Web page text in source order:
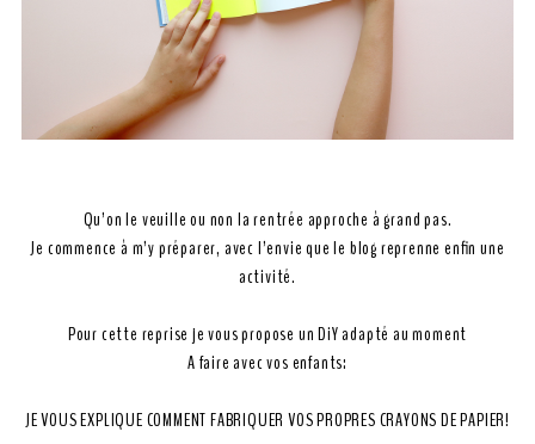
Qu’on le veuille ou non la rentrée approche à grand pas.
Je commence à m’y préparer, avec l’envie que le blog reprenne enfin une
activité.
Pour cette reprise je vous propose un DiY adapté au moment
A faire avec vos enfants:
JE VOUS EXPLIQUE COMMENT FABRIQUER VOS PROPRES CRAYONS DE PAPIER!